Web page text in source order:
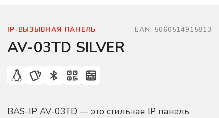
IP-ВЫЗЫВНАЯ ПАНЕЛЬ EAN: 5060514915813
AV-03TD SILVER
BAS-IP AV-03TD — это стильная IP панель